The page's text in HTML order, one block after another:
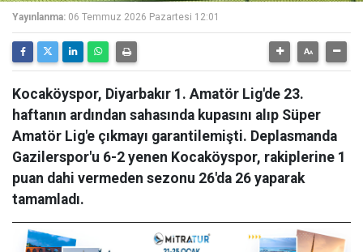
Yayınlanma: 06 Temmuz 2026 Pazartesi 12:01
Kocaköyspor, Diyarbakır 1. Amatör Lig'de 23.
haftanın ardından sahasında kupasını alıp Süper
Amatör Lig'e çıkmayı garantilemişti. Deplasmanda
Gazilerspor'u 6-2 yenen Kocaköyspor, rakiplerine 1
puan dahi vermeden sezonu 26'da 26 yaparak
tamamladı.